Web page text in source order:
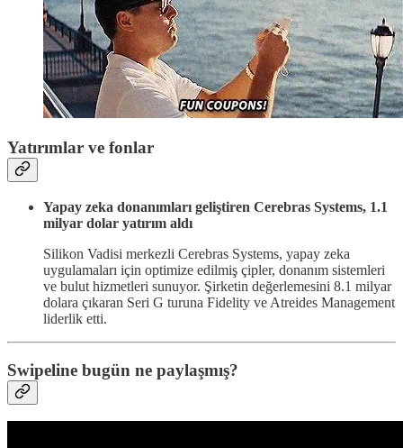
Yatırımlar ve fonlar
Yapay zeka donanımları geliştiren Cerebras Systems, 1.1
milyar dolar yatırım aldı
Silikon Vadisi merkezli Cerebras Systems, yapay zeka
uygulamaları için optimize edilmiş çipler, donanım sistemleri
ve bulut hizmetleri sunuyor. Şirketin değerlemesini 8.1 milyar
dolara çıkaran Seri G turuna Fidelity ve Atreides Management
liderlik etti.
Swipeline bugün ne paylaşmış?